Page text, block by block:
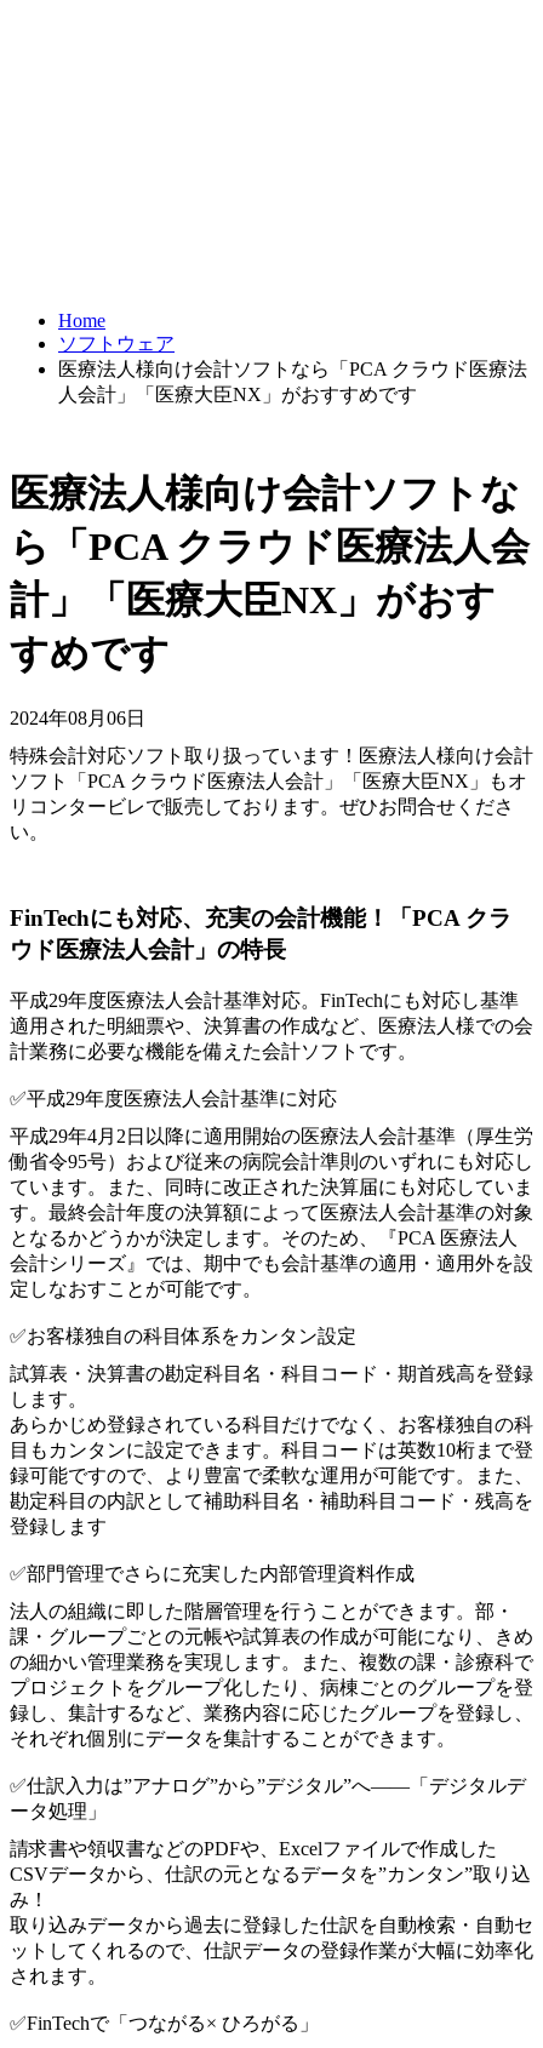
Home
ソフトウェア
医療法人様向け会計ソフトなら「PCA クラウド医療法
人会計」「医療大臣NX」がおすすめです
医療法人様向け会計ソフトな
ら「PCA クラウド医療法人会
計」「医療大臣NX」がおす
すめです
2024年08月06日
特殊会計対応ソフト取り扱っています！医療法人様向け会計
ソフト「PCA クラウド医療法人会計」「医療大臣NX」もオ
リコンタービレで販売しております。ぜひお問合せくださ
い。
FinTechにも対応、充実の会計機能！「PCA クラ
ウド医療法人会計」の特長
平成29年度医療法人会計基準対応。FinTechにも対応し基準
適用された明細票や、決算書の作成など、医療法人様での会
計業務に必要な機能を備えた会計ソフトです。
✅平成29年度医療法人会計基準に対応
平成29年4月2日以降に適用開始の医療法人会計基準（厚生労
働省令95号）および従来の病院会計準則のいずれにも対応し
ています。また、同時に改正された決算届にも対応していま
す。最終会計年度の決算額によって医療法人会計基準の対象
となるかどうかが決定します。そのため、『PCA 医療法人
会計シリーズ』では、期中でも会計基準の適用・適用外を設
定しなおすことが可能です。
✅お客様独自の科目体系をカンタン設定
試算表・決算書の勘定科目名・科目コード・期首残高を登録
します。
あらかじめ登録されている科目だけでなく、お客様独自の科
目もカンタンに設定できます。科目コードは英数10桁まで登
録可能ですので、より豊富で柔軟な運用が可能です。また、
勘定科目の内訳として補助科目名・補助科目コード・残高を
登録します
✅部門管理でさらに充実した内部管理資料作成
法人の組織に即した階層管理を行うことができます。部・
課・グループごとの元帳や試算表の作成が可能になり、きめ
の細かい管理業務を実現します。また、複数の課・診療科で
プロジェクトをグループ化したり、病棟ごとのグループを登
録し、集計するなど、業務内容に応じたグループを登録し、
それぞれ個別にデータを集計することができます。
✅仕訳入力は”アナログ”から”デジタル”へ――「デジタルデ
ータ処理」
請求書や領収書などのPDFや、Excelファイルで作成した
CSVデータから、仕訳の元となるデータを”カンタン”取り込
み！
取り込みデータから過去に登録した仕訳を自動検索・自動セ
ットしてくれるので、仕訳データの登録作業が大幅に効率化
されます。
✅FinTechで「つながる× ひろがる」